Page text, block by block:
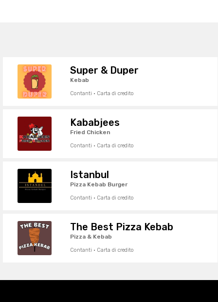
Super & Duper
Kebab
Contanti · Carta di credito
Kababjees
Fried Chicken
Contanti · Carta di credito
Istanbul
Pizza Kebab Burger
Contanti · Carta di credito
The Best Pizza Kebab
Pizza & Kebab
Contanti · Carta di credito